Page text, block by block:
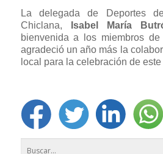
La delegada de Deportes
Chiclana,
Isabel María
bienvenida a los miembros
agradeció un año más la
local para la celebración de